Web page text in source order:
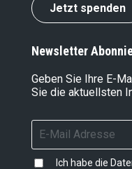
Jetzt spenden
Newsletter
Geben Sie Ihre E-
Sie die aktuellsten
Ich habe die